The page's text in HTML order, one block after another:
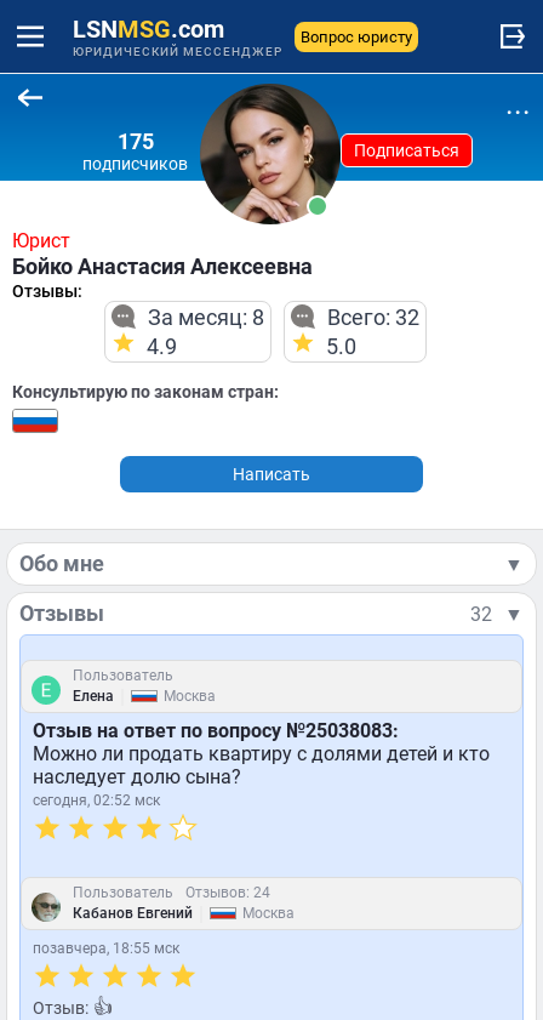
LSNMSG.com
ЮРИДИЧЕСКИЙ МЕССЕНДЖЕР
Вопрос юристу
175
подписчиков
Подписаться
...
Юрист
Бойко Анастасия Алексеевна
Отзывы:
За месяц: 8
4.9
Всего: 32
5.0
Консультирую по законам стран:
Написать
Обо мне ▼
Отзывы 32 ▼
Пользователь
Елена
Москва
Отзыв на ответ по вопросу №25038083:
Можно ли продать квартиру с долями детей и кто
наследует долю сына?
сегодня, 02:52 мск
Пользователь
Отзывов: 24
Кабанов Евгений
Москва
позавчера, 18:55 мск
Отзыв: 👍